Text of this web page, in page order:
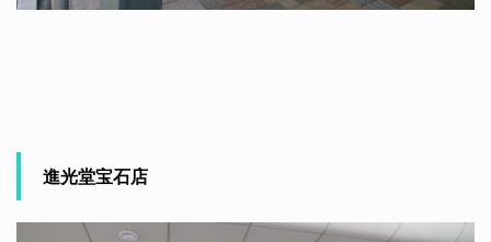
進光堂宝石店